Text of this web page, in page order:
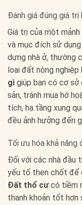
Đánh giá đúng giá trị
Giá trị của một
và mục đích sử dụng
dựng nhà ở, thường
loại đất nông nghiệp
gì giúp bạn có cơ
sản, tránh mua hớ
tích, hạ tầng xung
đều ảnh hưởng đến
Tối ưu hóa khả năng
Đối với các nhà đầu
yếu tố then chốt để
Đất thổ cưcó tiềm
thanh khoản tốt hơn